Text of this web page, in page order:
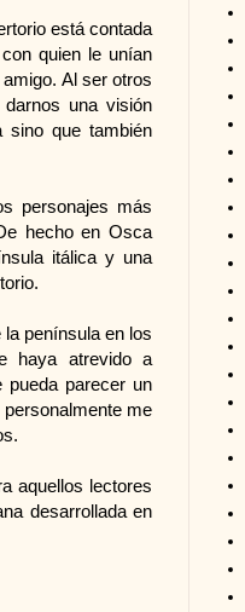
está contada
quien le unían
Al ser otros
una visión
sino que también
personajes más
hecho en Osca
itálica y una
península en los
haya atrevido a
pueda parecer un
me
aquellos lectores
desarrollada en